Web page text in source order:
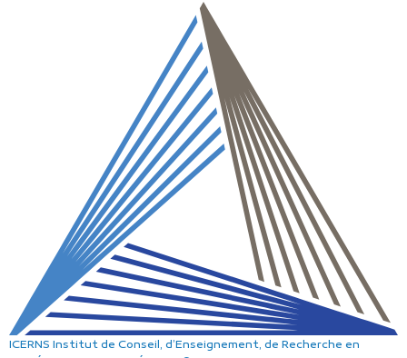
ICERNS Institut de Conseil, d’Enseignement, de Recherche en